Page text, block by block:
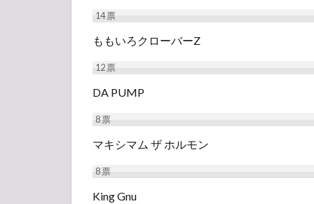
14票
ももいろクローバーZ
12票
DA PUMP
8票
マキシマム ザ ホルモン
8票
King Gnu